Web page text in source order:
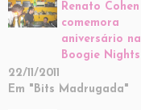
Renato Cohen
comemora
aniversário na
Boogie Nights
22/11/2011
Em "Bits Madrugada"